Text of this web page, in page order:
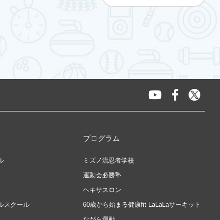
スクール
プログラム
ミズノ流忍者学校
運動会必勝塾
ヘキサスロン
60歳から始まる健康fit LaLaLaサーキット